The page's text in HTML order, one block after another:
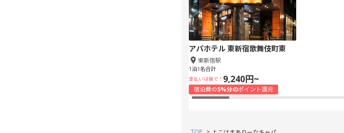
アパホテル 東新宿歌舞伎町東
東新宿駅
1泊1名合計
支払いは後で！ 9,240円~
宿泊費の5%分のポイント還元